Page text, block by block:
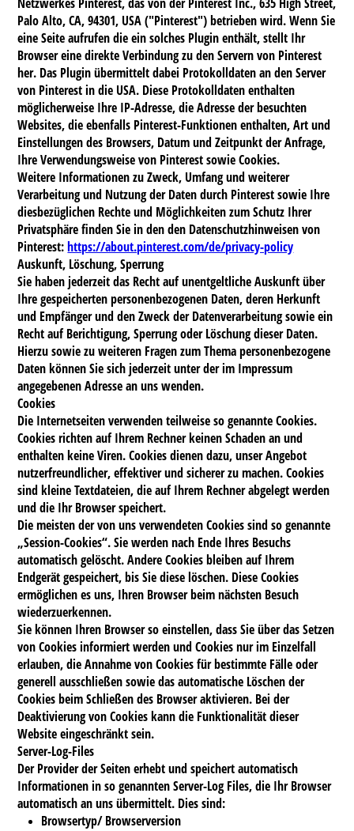
Palo Alto, CA, 94301, USA ("Pinterest") betrieben wird. Wenn Sie
eine Seite aufrufen die ein solches Plugin enthält, stellt Ihr
Browser eine direkte Verbindung zu den Servern von Pinterest
her. Das Plugin übermittelt dabei Protokolldaten an den Server
von Pinterest in die USA. Diese Protokolldaten enthalten
möglicherweise Ihre IP-Adresse, die Adresse der besuchten
Websites, die ebenfalls Pinterest-Funktionen enthalten, Art und
Einstellungen des Browsers, Datum und Zeitpunkt der Anfrage,
Ihre Verwendungsweise von Pinterest sowie Cookies.
Weitere Informationen zu Zweck, Umfang und weiterer
Verarbeitung und Nutzung der Daten durch Pinterest sowie Ihre
diesbezüglichen Rechte und Möglichkeiten zum Schutz Ihrer
Privatsphäre finden Sie in den den Datenschutzhinweisen von
Pinterest:https://about.pinterest.com/de/privacy-policy
Auskunft, Löschung, Sperrung
Sie haben jederzeit das Recht auf unentgeltliche Auskunft über
Ihre gespeicherten personenbezogenen Daten, deren Herkunft
und Empfänger und den Zweck der Datenverarbeitung sowie ein
Recht auf Berichtigung, Sperrung oder Löschung dieser Daten.
Hierzu sowie zu weiteren Fragen zum Thema personenbezogene
Daten können Sie sich jederzeit unter der im Impressum
angegebenen Adresse an uns wenden.
Cookies
Die Internetseiten verwenden teilweise so genannte Cookies.
Cookies richten auf Ihrem Rechner keinen Schaden an und
enthalten keine Viren. Cookies dienen dazu, unser Angebot
nutzerfreundlicher, effektiver und sicherer zu machen. Cookies
sind kleine Textdateien, die auf Ihrem Rechner abgelegt werden
und die Ihr Browser speichert.
Die meisten der von uns verwendeten Cookies sind so genannte
„Session-Cookies“. Sie werden nach Ende Ihres Besuchs
automatisch gelöscht. Andere Cookies bleiben auf Ihrem
Endgerät gespeichert, bis Sie diese löschen. Diese Cookies
ermöglichen es uns, Ihren Browser beim nächsten Besuch
wiederzuerkennen.
Sie können Ihren Browser so einstellen, dass Sie über das Setzen
von Cookies informiert werden und Cookies nur im Einzelfall
erlauben, die Annahme von Cookies für bestimmte Fälle oder
generell ausschließen sowie das automatische Löschen der
Cookies beim Schließen des Browser aktivieren. Bei der
Deaktivierung von Cookies kann die Funktionalität dieser
Website eingeschränkt sein.
Server-Log-Files
Der Provider der Seiten erhebt und speichert automatisch
Informationen in so genannten Server-Log Files, die Ihr Browser
automatisch an uns übermittelt. Dies sind:
Browsertyp/ Browserversion